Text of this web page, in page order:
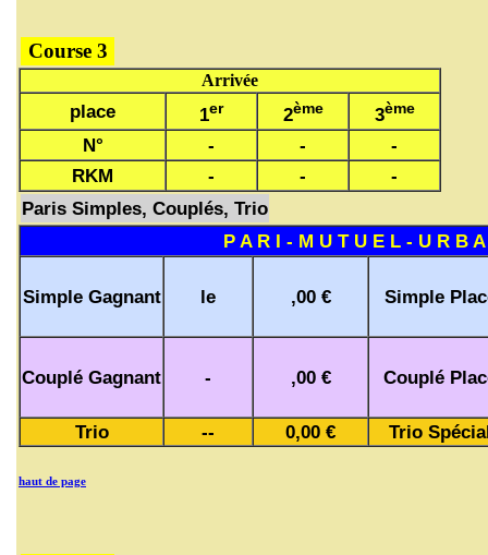
Course 3
Arrivée
place 1er 2ème 3ème
N° - -
-
RKM
- -
-
Paris Simples, Couplés, Trio
P A R I - M U T U E L - U R B
Simple Gagnant le ,00 € Simple
Couplé Gagnant - ,00 € Couplé
Trio -- 0,00 € Trio
haut de page